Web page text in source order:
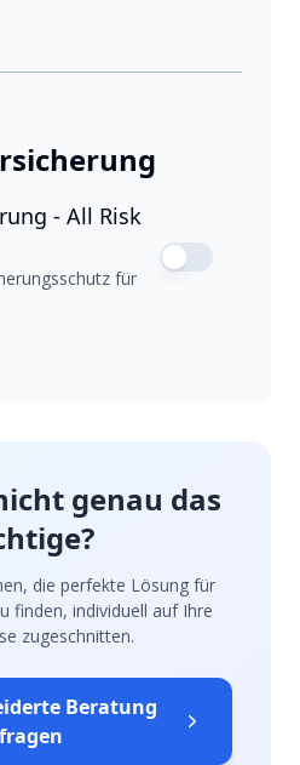
- All Risk
für
genau das
die perfekte Lösung für
finden, individuell auf Ihre
zugeschnitten.
Beratung